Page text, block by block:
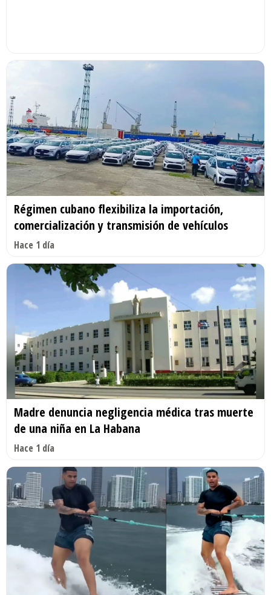
Régimen cubano flexibiliza la importación,
comercialización y transmisión de vehículos
Hace 1 día
Madre denuncia negligencia médica tras muerte
de una niña en La Habana
Hace 1 día